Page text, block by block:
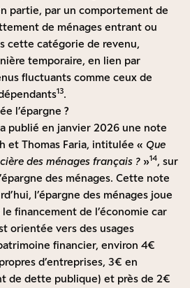
partie, par un comportement de
de ménages entrant ou
cette catégorie de revenu,
temporaire, en lien par
fluctuants comme ceux de
13.
l’épargne ?
publié en janvier 2026 une note
et Thomas Faria, intitulée « Que
des ménages français ? »14, sur
des ménages. Cette note
l’épargne des ménages joue
financement de l’économie car
orientée vers des usages
financier, environ 4€
d’entreprises, 3€ en
de dette publique) et près de 2€